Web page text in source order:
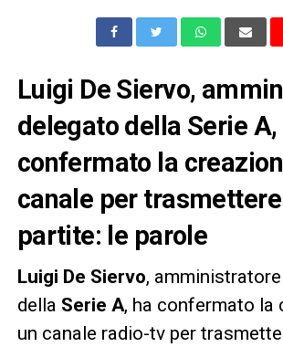
Luigi De Siervo,
delegato della Serie A,
confermato la
canale per
partite: le parole
Luigi De Siervo,
della Serie A, ha confermato la
un canale radio-tv per